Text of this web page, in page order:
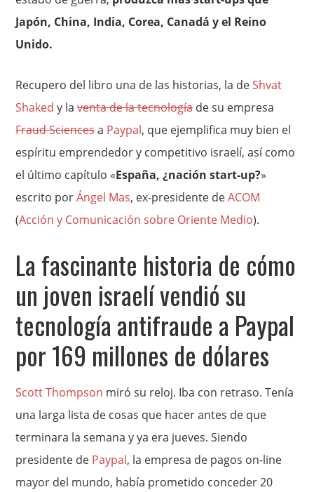
Japón, China, India, Corea, Canadá y el Reino
Unido.
Recupero del libro una de las historias, la deShvat
Shaked y laventa de la tecnologíade su empresa
Fraud Sciencesa Paypal, que ejemplifica muy bien el
espíritu emprendedor y competitivo israelí, así como
el último capítulo «España, ¿nación start-up?»
escrito porÁngel Mas, ex-presidente deACOM
(Acción y Comunicación sobre Oriente Medio).
La fascinante historia de cómo
un joven israelí vendió su
tecnología antifraude a Paypal
por 169 millones de dólares
Scott Thompson miró su reloj. Iba con retraso. Tenía
una larga lista de cosas que hacer antes de que
terminara la semana y ya era jueves. Siendo
presidente de Paypal, la empresa de pagos on-line
mayor del mundo, había prometido conceder 20